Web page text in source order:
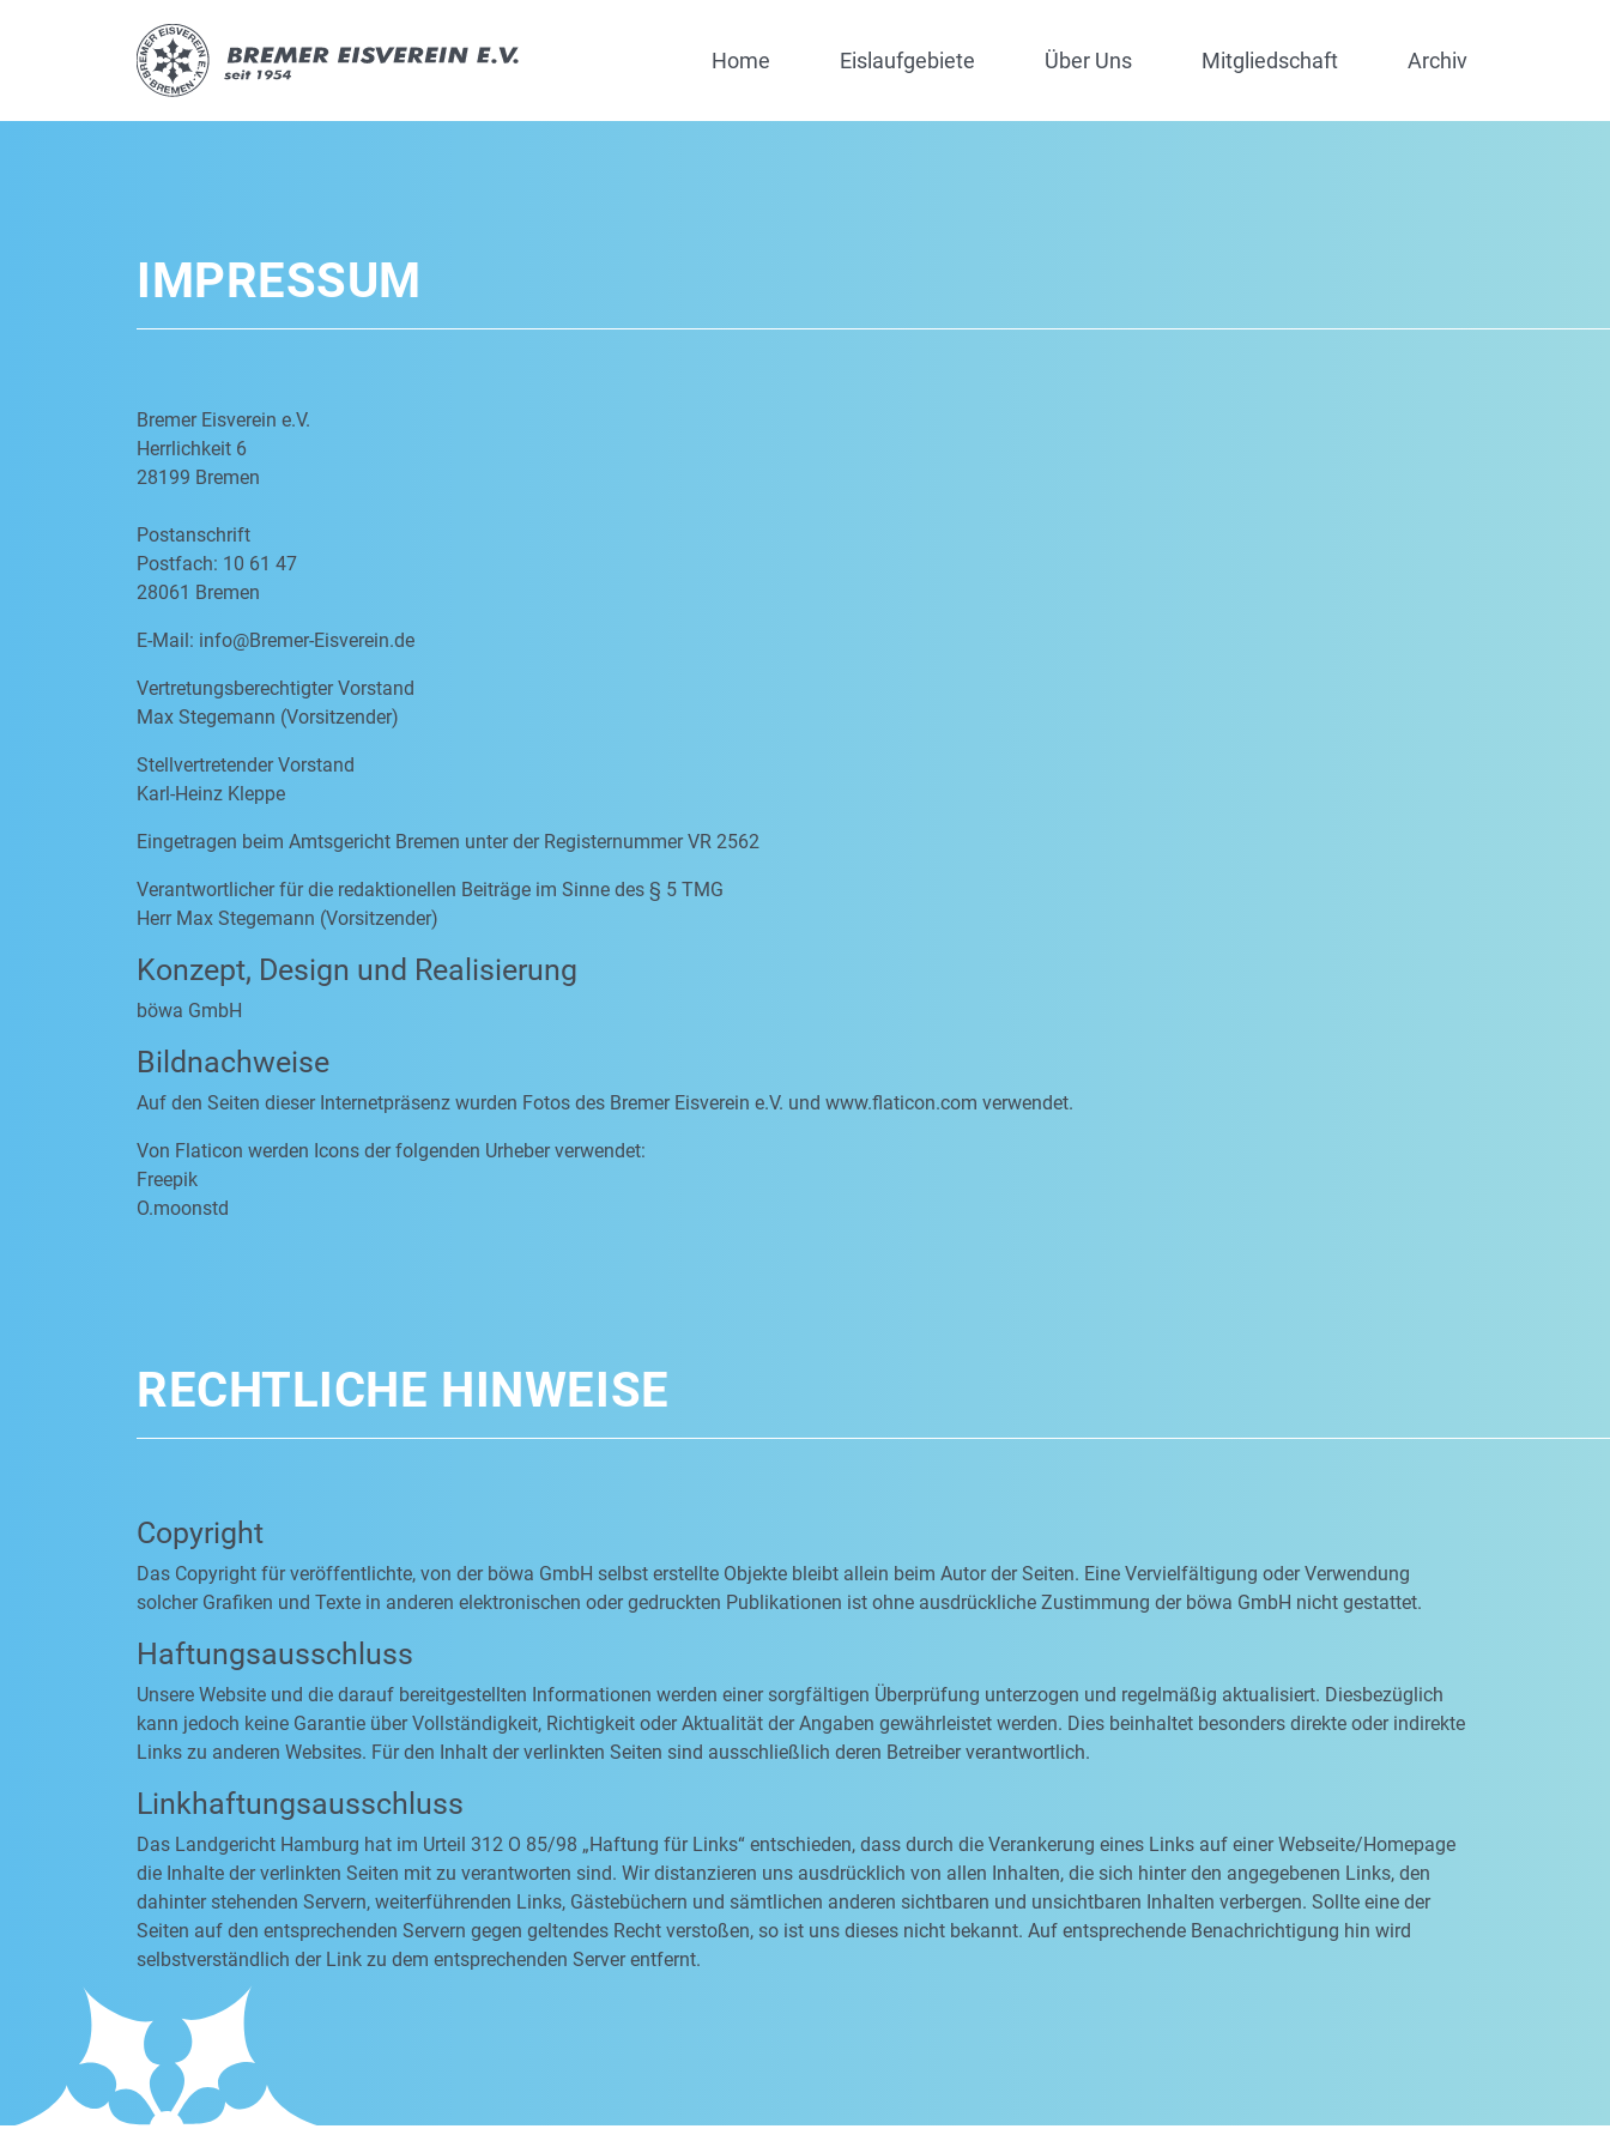
Home Eislaufgebiete Über Uns Mitgliedschaft Archiv
IMPRESSUM
Bremer Eisverein e.V.
Herrlichkeit 6
28199 Bremen
Postanschrift
Postfach: 10 61 47
28061 Bremen
E-Mail: info@Bremer-Eisverein.de
Vertretungsberechtigter Vorstand
Max Stegemann (Vorsitzender)
Stellvertretender Vorstand
Karl-Heinz Kleppe
Eingetragen beim Amtsgericht Bremen unter der Registernummer VR 2562
Verantwortlicher für die redaktionellen Beiträge im Sinne des § 5 TMG
Herr Max Stegemann (Vorsitzender)
Konzept, Design und Realisierung
böwa GmbH
Bildnachweise
Auf den Seiten dieser Internetpräsenz wurden Fotos des Bremer Eisverein e.V. und www.flaticon.com verwendet.
Von Flaticon werden Icons der folgenden Urheber verwendet:
Freepik
O.moonstd
RECHTLICHE HINWEISE
Copyright
Das Copyright für veröffentlichte, von der böwa GmbH selbst erstellte Objekte bleibt allein beim Autor der Seiten. Eine Vervielfältigung oder Verwendung
solcher Grafiken und Texte in anderen elektronischen oder gedruckten Publikationen ist ohne ausdrückliche Zustimmung der böwa GmbH nicht gestattet.
Haftungsausschluss
Unsere Website und die darauf bereitgestellten Informationen werden einer sorgfältigen Überprüfung unterzogen und regelmäßig aktualisiert. Diesbezüglich
kann jedoch keine Garantie über Vollständigkeit, Richtigkeit oder Aktualität der Angaben gewährleistet werden. Dies beinhaltet besonders direkte oder indirekte
Links zu anderen Websites. Für den Inhalt der verlinkten Seiten sind ausschließlich deren Betreiber verantwortlich.
Linkhaftungsausschluss
Das Landgericht Hamburg hat im Urteil 312 O 85/98 „Haftung für Links“ entschieden, dass durch die Verankerung eines Links auf einer Webseite/Homepage
die Inhalte der verlinkten Seiten mit zu verantworten sind. Wir distanzieren uns ausdrücklich von allen Inhalten, die sich hinter den angegebenen Links, den
dahinter stehenden Servern, weiterführenden Links, Gästebüchern und sämtlichen anderen sichtbaren und unsichtbaren Inhalten verbergen. Sollte eine der
Seiten auf den entsprechenden Servern gegen geltendes Recht verstoßen, so ist uns dieses nicht bekannt. Auf entsprechende Benachrichtigung hin wird
selbstverständlich der Link zu dem entsprechenden Server entfernt.